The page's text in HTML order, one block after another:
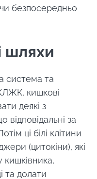
безпосередньо
шляхи
система та
кишкові
деякі з
відповідальні за
ці білі клітини
(цитокіни), які
кишківника,
та долати